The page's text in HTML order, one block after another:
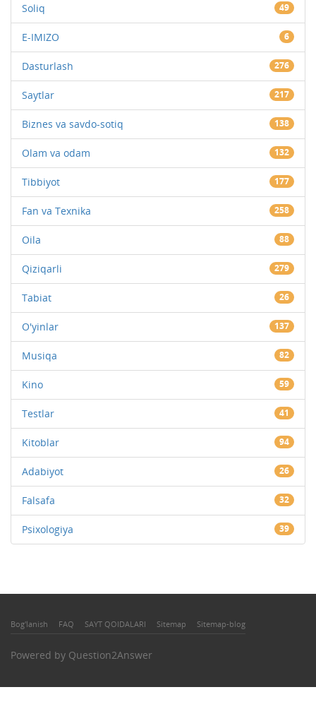
Soliq 49
E-IMIZO 6
Dasturlash 276
Saytlar 217
Biznes va savdo-sotiq 138
Olam va odam 132
Tibbiyot 177
Fan va Texnika 258
Oila 88
Qiziqarli 279
Tabiat 26
O'yinlar 137
Musiqa 82
Kino 59
Testlar 41
Kitoblar 94
Adabiyot 26
Falsafa 32
Psixologiya 39
Bog'lanish FAQ SAYT QOIDALARI Sitemap Sitemap-blog
Powered by Question2Answer